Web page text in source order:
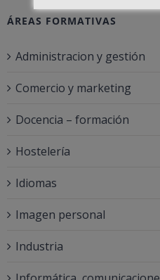
ÁREAS FORMATIVAS
Administracion y gestión
Comercio y marketing
Docencia – formación
Hostelería
Idiomas
Imagen personal
Industria